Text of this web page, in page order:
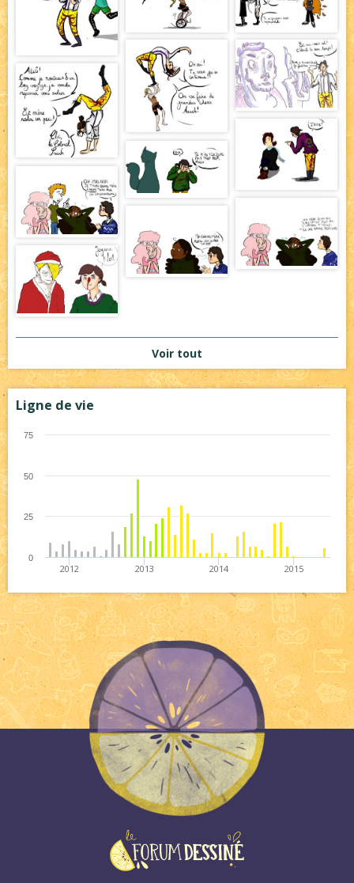
Voir tout
Ligne de vie
2012 2013 2014 2015
0
25
50
75